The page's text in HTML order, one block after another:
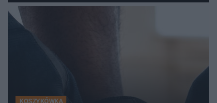
KOSZYKÓWKA